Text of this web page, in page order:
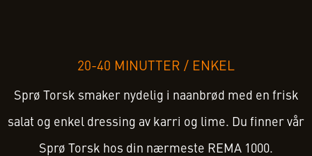
20-40 MINUTTER / ENKEL
Sprø Torsk smaker nydelig i naanbrød med en frisk
salat og enkel dressing av karri og lime. Du finner vår
Sprø Torsk hos din nærmeste REMA 1000.